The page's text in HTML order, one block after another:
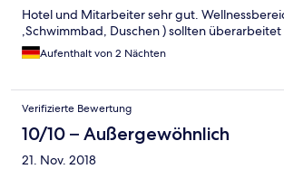
Hotel und Mitarbeiter sehr gut.
,Schwimmbad, Duschen ) sollten
Aufenthalt von 2 Nächten
Verifizierte Bewertung
10/10 – Außergewöhnlich
21. Nov. 2018